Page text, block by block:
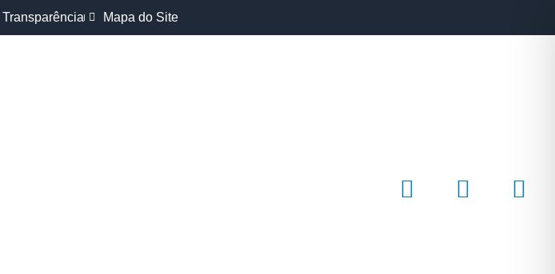
Transparência Mapa do Site